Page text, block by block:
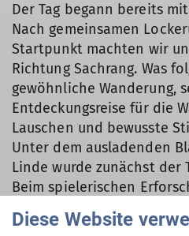
Der Tag begann bereits
Nach gemeinsamen
Startpunkt machten wir
Richtung Sachrang. Was
gewöhnliche Wanderung,
Entdeckungsreise für die
Lauschen und bewusste
Unter dem ausladenden
Linde wurde zunächst der
Beim spielerischen
Gegenstände löste sich
Zurückhaltung schnell in
Diese Website